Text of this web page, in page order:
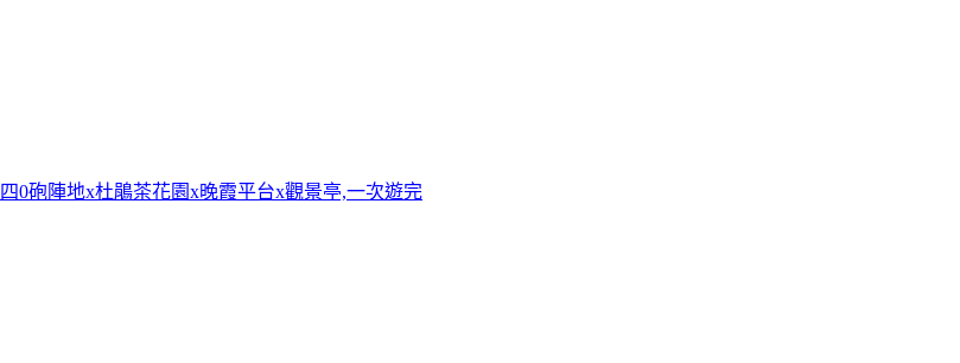
四0砲陣地x杜鵑茶花園x晚霞平台x觀景亭,一次遊完